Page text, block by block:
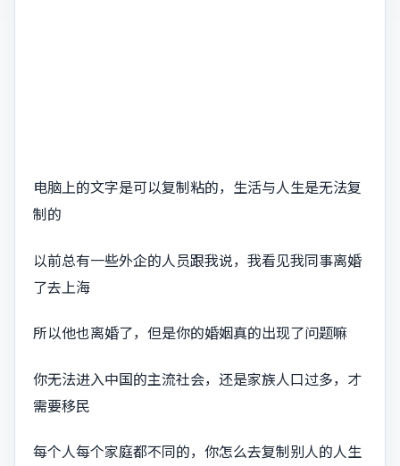
电脑上的文字是可以复制粘的，生活与人生是无法复
制的
以前总有一些外企的人员跟我说，我看见我同事离婚
了去上海
所以他也离婚了，但是你的婚姻真的出现了问题嘛
你无法进入中国的主流社会，还是家族人口过多，才
需要移民
每个人每个家庭都不同的，你怎么去复制别人的人生